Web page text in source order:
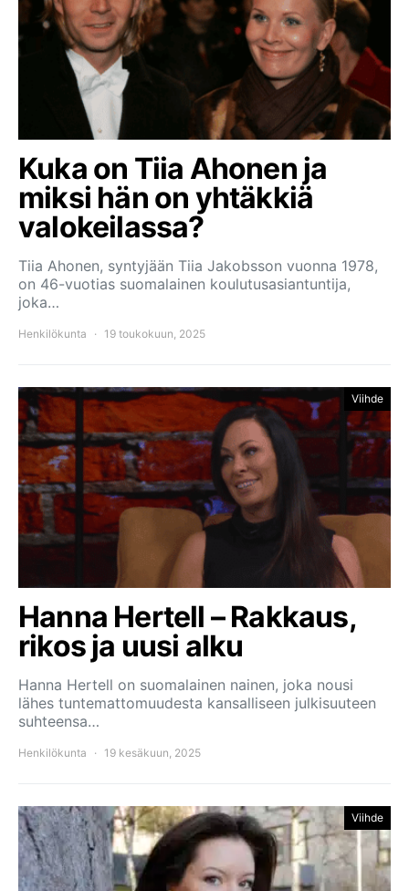
Kuka on Tiia Ahonen ja
miksi hän on yhtäkkiä
valokeilassa?
Tiia Ahonen, syntyjään Tiia Jakobsson vuonna 1978,
on 46-vuotias suomalainen koulutusasiantuntija,
joka…
Henkilökunta 19 toukokuun, 2025
Viihde
Hanna Hertell – Rakkaus,
rikos ja uusi alku
Hanna Hertell on suomalainen nainen, joka nousi
lähes tuntemattomuudesta kansalliseen julkisuuteen
suhteensa…
Henkilökunta 19 kesäkuun, 2025
Viihde